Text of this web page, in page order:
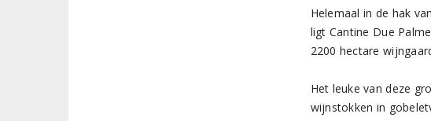
Helemaal in de hak
ligt Cantine Due
2200 hectare
Het leuke van deze
wijnstokken in